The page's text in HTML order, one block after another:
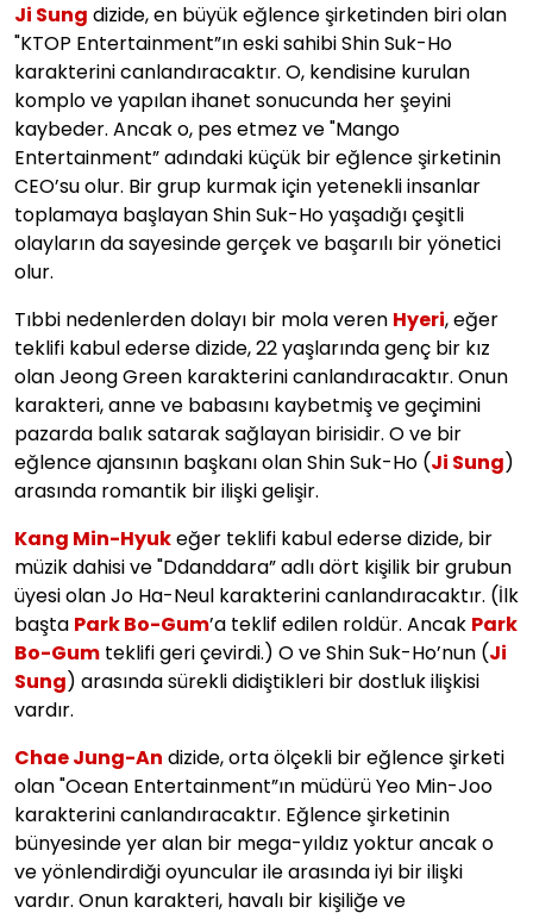
Ji Sung dizide, en büyük eğlence şirketinden biri olan
"KTOP Entertainment”ın eski sahibi Shin Suk-Ho
karakterini canlandıracaktır. O, kendisine kurulan
komplo ve yapılan ihanet sonucunda her şeyini
kaybeder. Ancak o, pes etmez ve "Mango
Entertainment” adındaki küçük bir eğlence şirketinin
CEO’su olur. Bir grup kurmak için yetenekli insanlar
toplamaya başlayan Shin Suk-Ho yaşadığı çeşitli
olayların da sayesinde gerçek ve başarılı bir yönetici
olur.
Tıbbi nedenlerden dolayı bir mola veren Hyeri, eğer
teklifi kabul ederse dizide, 22 yaşlarında genç bir kız
olan Jeong Green karakterini canlandıracaktır. Onun
karakteri, anne ve babasını kaybetmiş ve geçimini
pazarda balık satarak sağlayan birisidir. O ve bir
eğlence ajansının başkanı olan Shin Suk-Ho (Ji Sung)
arasında romantik bir ilişki gelişir.
Kang Min-Hyukeğer teklifi kabul ederse dizide, bir
müzik dahisi ve "Ddanddara” adlı dört kişilik bir grubun
üyesi olan Jo Ha-Neul karakterini canlandıracaktır. (İlk
başta Park Bo-Gum’a teklif edilen roldür. Ancak Park
Bo-Gum teklifi geri çevirdi.) O ve Shin Suk-Ho’nun (Ji
Sung) arasında sürekli didiştikleri bir dostluk ilişkisi
vardır.
Chae Jung-An dizide, orta ölçekli bir eğlence şirketi
olan "Ocean Entertainment”ın müdürü Yeo Min-Joo
karakterini canlandıracaktır. Eğlence şirketinin
bünyesinde yer alan bir mega-yıldız yoktur ancak o
ve yönlendirdiği oyuncular ile arasında iyi bir ilişki
vardır. Onun karakteri, havalı bir kişiliğe ve